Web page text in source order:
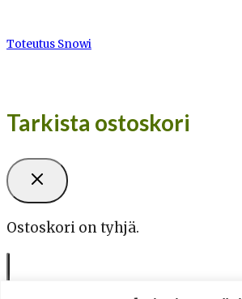
Toteutus Snowi
Tarkista ostoskori
Ostoskori on tyhjä.